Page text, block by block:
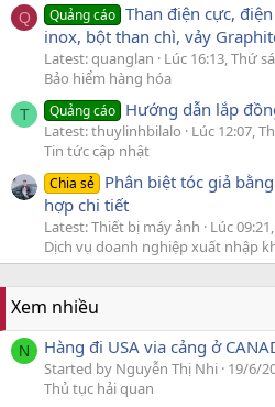
Q Quảng cáo Than điện cực,
inox, bột than chì, vảy
Latest: quanglan
Lúc 16:13, Thứ
Bảo hiểm hàng hóa
T Quảng cáo Hướng dẫn lắp
Latest: thuylinhbilalo
Lúc 12:07,
Tin tức cập nhật
Chia sẻ Phân biệt tóc giả
hợp chi tiết
Latest: Thiết bị máy ảnh
Lúc
Dịch vụ doanh nghiệp xuất nhập
Xem nhiều
N Hàng đi USA via cảng ở
Started by Nguyễn Thị Nhi 19/6/
Thủ tục hải quan